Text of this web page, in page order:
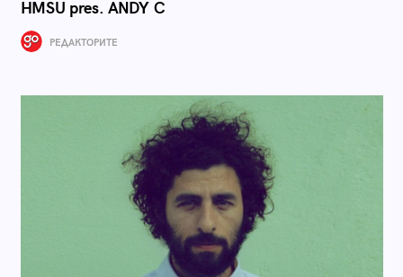
HMSU pres. ANDY C
РЕДАКТОРИТЕ